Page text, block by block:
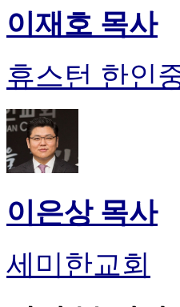
이재호 목사
휴스턴 한인
이은상 목사
세미한교회